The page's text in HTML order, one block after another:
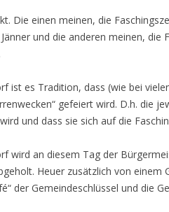
Die einen meinen, die
und die anderen meinen,
ist es Tradition, dass (wie bei
gefeiert wird. D.h. die
und dass sie sich auf die
wird an diesem Tag der
Heuer zusätzlich von
der Gemeindeschlüssel und die